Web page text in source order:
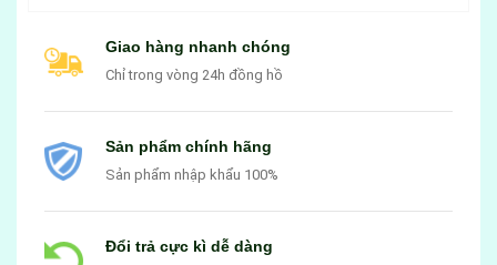
Giao hàng nhanh chóng
Chỉ trong vòng 24h đồng hồ
Sản phẩm chính hãng
Sản phẩm nhập khẩu 100%
Đổi trả cực kì dễ dàng